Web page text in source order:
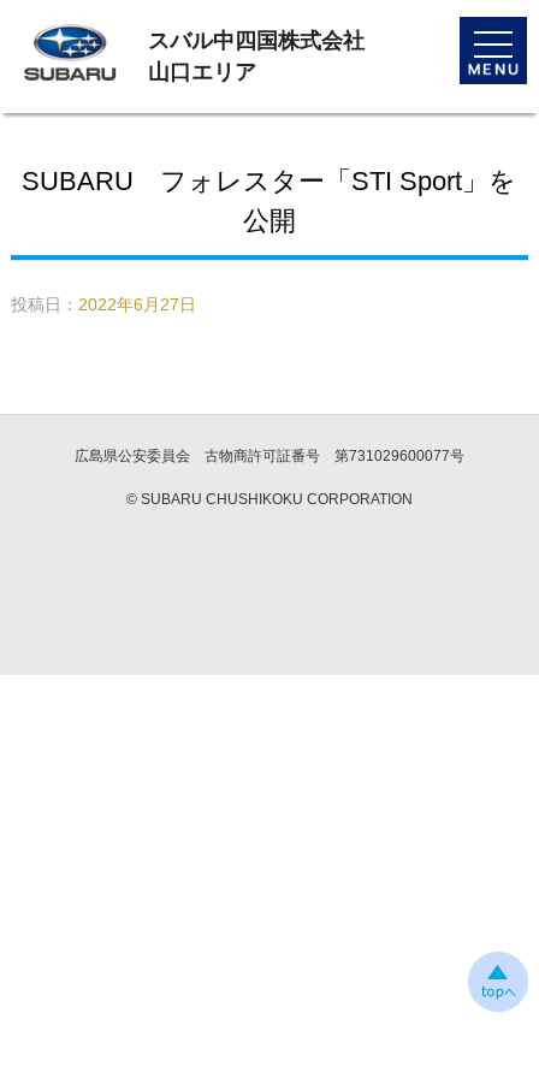
toggle
スバル中四国株式会社
山口エリア
SUBARU フォレスター「STI Sport」を
公開
投稿日： 2022年6月27日
広島県公安委員会 古物商許可証番号 第731029600077号
© SUBARU CHUSHIKOKU CORPORATION